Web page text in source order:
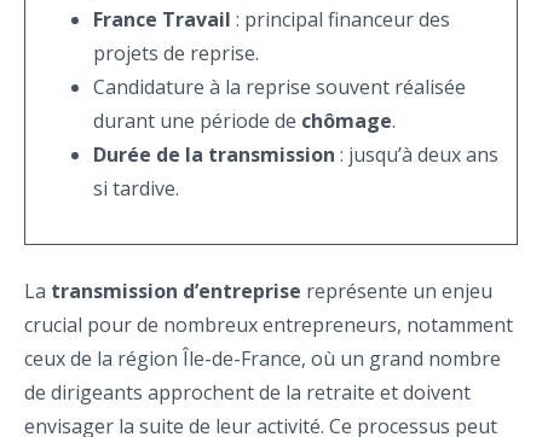
France Travail : principal financeur des
projets de reprise.
Candidature à la reprise souvent réalisée
durant une période de chômage.
Durée de la transmission : jusqu’à deux ans
si tardive.
La transmission d’entreprise représente un enjeu
crucial pour de nombreux entrepreneurs, notamment
ceux de la région Île-de-France, où un grand nombre
de dirigeants approchent de la retraite et doivent
envisager la suite de leur activité. Ce processus peut